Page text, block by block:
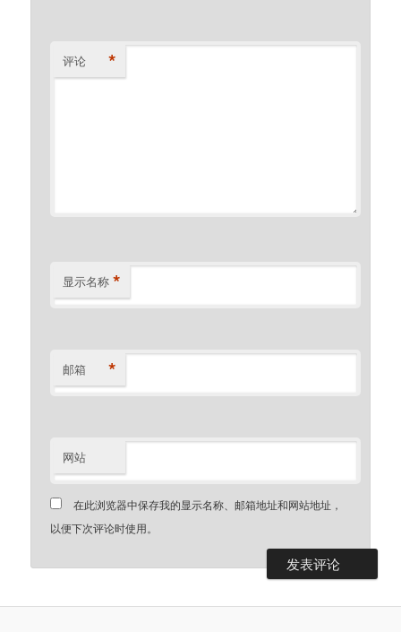
评论 *
显示名称 *
邮箱 *
网站
在此浏览器中保存我的显示名称、邮箱地址和网站地址，
以便下次评论时使用。